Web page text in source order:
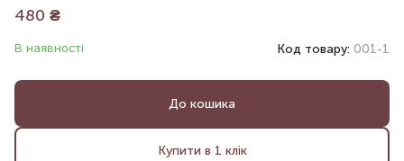
480 ₴
В наявності Код товару: 001-1
До кошика
Купити в 1 клік